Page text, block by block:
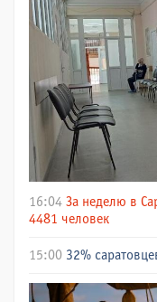
16:04 За неделю в
4481 человек
15:00 32%